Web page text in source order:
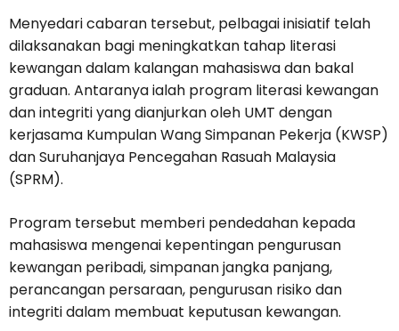
Menyedari cabaran tersebut, pelbagai inisiatif telah
dilaksanakan bagi meningkatkan tahap literasi
kewangan dalam kalangan mahasiswa dan bakal
graduan. Antaranya ialah program literasi kewangan
dan integriti yang dianjurkan oleh UMT dengan
kerjasama Kumpulan Wang Simpanan Pekerja (KWSP)
dan Suruhanjaya Pencegahan Rasuah Malaysia
(SPRM).
Program tersebut memberi pendedahan kepada
mahasiswa mengenai kepentingan pengurusan
kewangan peribadi, simpanan jangka panjang,
perancangan persaraan, pengurusan risiko dan
integriti dalam membuat keputusan kewangan.